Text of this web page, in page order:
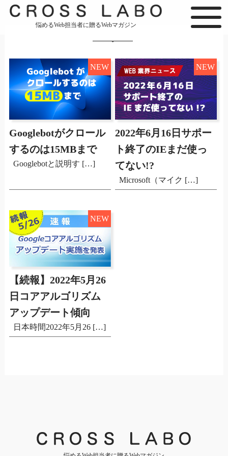
悩めるWeb担当者に贈るWebマガジン
NEW
Googlebotがクロール
するのは15MBまで
Googlebotと説明す […]
NEW
2022年6月16日サポー
ト終了のIEまだ使っ
てない!?
Microsoft（マイク […]
NEW
【続報】2022年5月26
日コアアルゴリズム
アップデート傾向
日本時間2022年5月26 […]